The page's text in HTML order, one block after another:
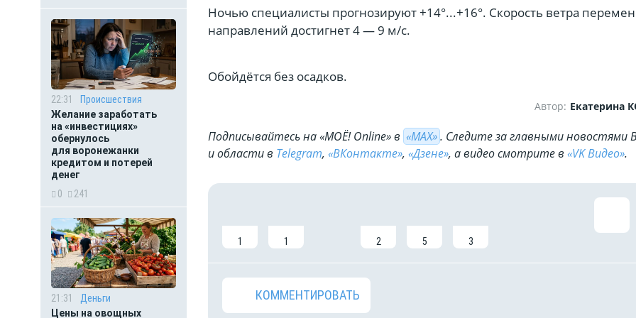
22:31
Происшествия
Желание заработать
на «инвестициях»
обернулось
для воронежанки
кредитом и потерей
денег
0
241
21:31
Деньги
Цены на овощных
Ночью специалисты прогнозируют +14°...+16°. Скорость ветра
направлений достигнет 4 — 9 м/с.
Обойдётся без осадков.
Автор: Екатерина
Подписывайтесь на «МОЁ! Online» в «МАХ». Cледите за главными новостями
и области в Telegram, «ВКонтакте», «Дзене», а видео смотрите в «VK Видео».
1 1 2 5 3
КОММЕНТИРОВАТЬ